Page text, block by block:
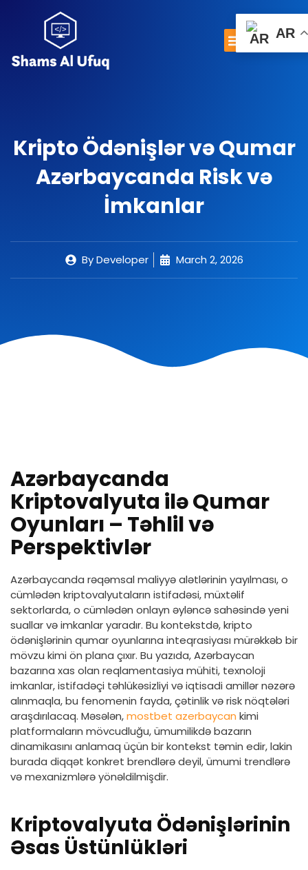
MenuCart
Kripto Ödənişlər və Qumar
Azərbaycanda Risk və
İmkanlar
ByDeveloper March 2, 2026
Azərbaycanda
Kriptovalyuta ilə Qumar
Oyunları – Təhlil və
Perspektivlər
Azərbaycanda rəqəmsal maliyyə alətlərinin yayılması, o
cümlədən kriptovalyutaların istifadəsi, müxtəlif
sektorlarda, o cümlədən onlayn əyləncə sahəsində yeni
suallar və imkanlar yaradır. Bu kontekstdə, kripto
ödənişlərinin qumar oyunlarına inteqrasiyası mürəkkəb bir
mövzu kimi ön plana çıxır. Bu yazıda, Azərbaycan
bazarına xas olan reqlamentasiya mühiti, texnoloji
imkanlar, istifadəçi təhlükəsizliyi və iqtisadi amillər nəzərə
alınmaqla, bu fenomenin fayda, çətinlik və risk nöqtələri
araşdırılacaq. Məsələn,mostbet azerbaycan kimi
platformaların mövcudluğu, ümumilikdə bazarın
dinamikasını anlamaq üçün bir kontekst təmin edir, lakin
burada diqqət konkret brendlərə deyil, ümumi trendlərə
və mexanizmlərə yönəldilmişdir.
Kriptovalyuta Ödənişlərinin
Əsas Üstünlükləri
AR